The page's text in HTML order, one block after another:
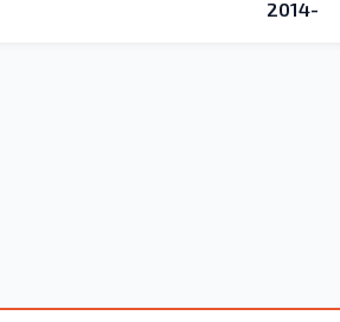
2014-